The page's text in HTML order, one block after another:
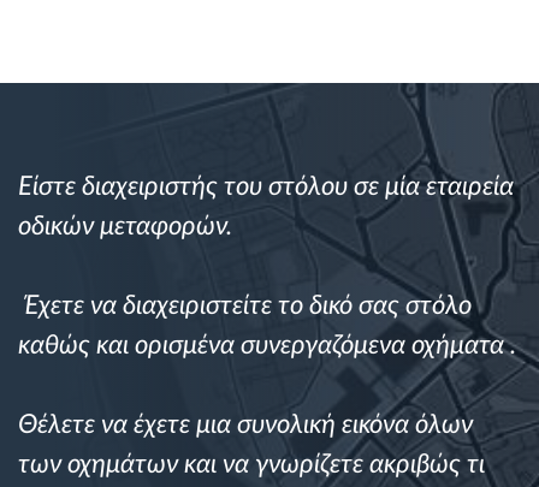
Σχεδιασμός και παρακολούθηση διαδρομής
Ανακαλύψτε όλα τα χαρακτηριστικά
Πώς να λύσουμε τις ανάγκες των
Είστε διαχειριστής του στόλου σε μία εταιρεία
οδικών μεταφορών.
Έχετε να διαχειριστείτε το δικό σας στόλο
καθώς και ορισμένα συνεργαζόμενα οχήματα .
Θέλετε να έχετε μια συνολική εικόνα όλων
των οχημάτων και να γνωρίζετε ακριβώς τι